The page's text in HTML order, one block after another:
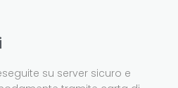
su server sicuro e